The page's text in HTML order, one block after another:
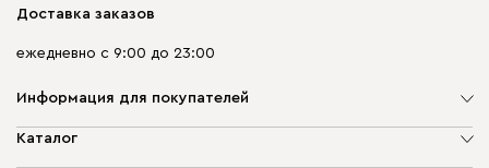
Доставка заказов
ежедневно с 9:00 до 23:00
Информация для покупателей
О компании
Каталог